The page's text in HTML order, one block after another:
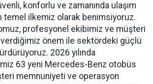
konforlu ve zamanında ulaşım
temel ilkemiz olarak benimsiyoruz.
profesyonel ekibimiz ve müşteri
önem ile sektördeki güçlü
2026 yılında
63 yeni Mercedes-Benz otobüs
memnuniyeti ve operasyon